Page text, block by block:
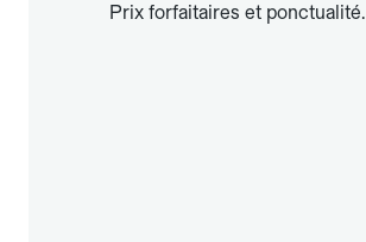
Prix forfaitaires et ponctualité.